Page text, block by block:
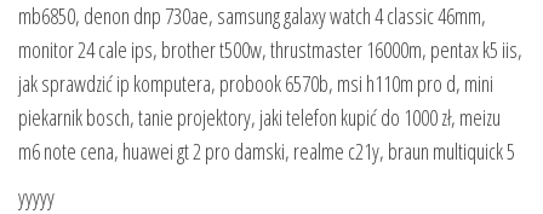
mb6850, denon dnp 730ae, samsung galaxy watch 4 classic 46mm,
monitor 24 cale ips, brother t500w, thrustmaster 16000m, pentax k5 iis,
jak sprawdzić ip komputera, probook 6570b, msi h110m pro d, mini
piekarnik bosch, tanie projektory, jaki telefon kupić do 1000 zł, meizu
m6 note cena, huawei gt 2 pro damski, realme c21y, braun multiquick 5
yyyyy